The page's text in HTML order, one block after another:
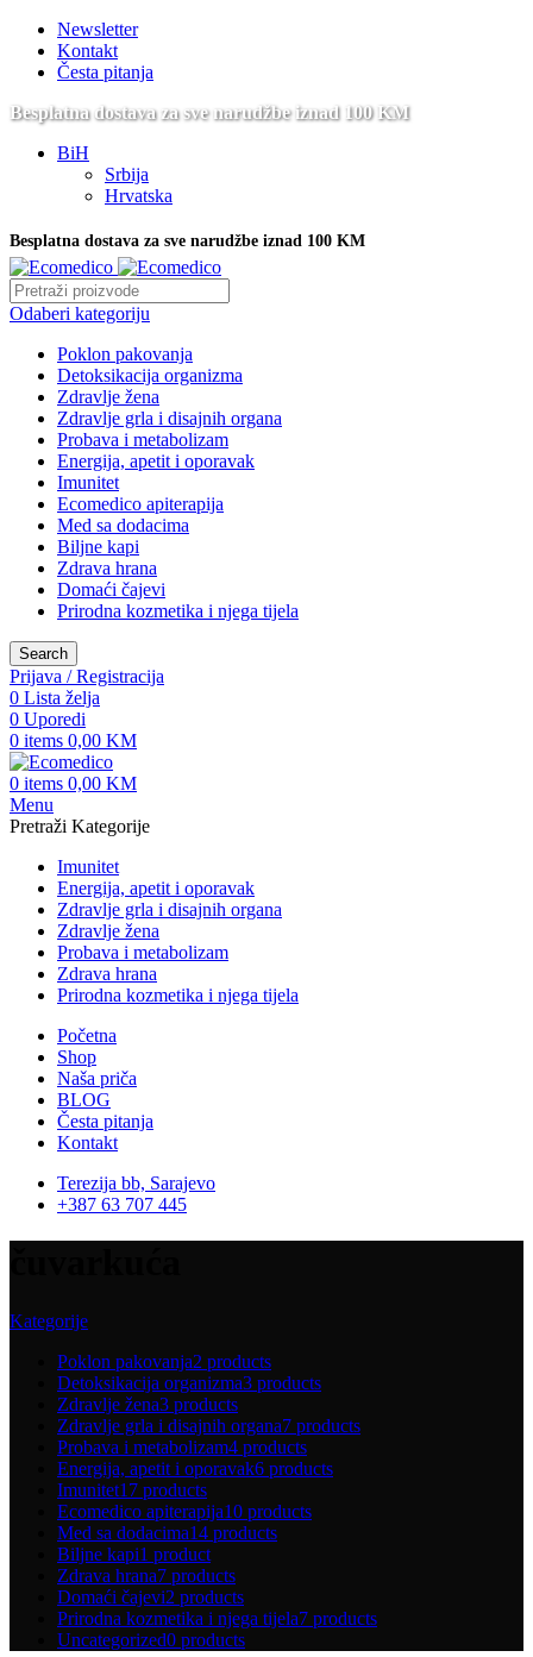
Newsletter
Kontakt
Česta pitanja
Besplatna dostava za sve narudžbe iznad 100 KM
BiH
Srbija
Hrvatska
Besplatna dostava za sve narudžbe iznad 100 KM
Odaberi kategoriju
Poklon pakovanja
Detoksikacija organizma
Zdravlje žena
Zdravlje grla i disajnih organa
Probava i metabolizam
Energija, apetit i oporavak
Imunitet
Ecomedico apiterapija
Med sa dodacima
Biljne kapi
Zdrava hrana
Domaći čajevi
Prirodna kozmetika i njega tijela
Search
Prijava / Registracija
0 Lista želja
0 Uporedi
0 items 0,00 KM
0 items 0,00 KM
Menu
Pretraži Kategorije
Imunitet
Energija, apetit i oporavak
Zdravlje grla i disajnih organa
Zdravlje žena
Probava i metabolizam
Zdrava hrana
Prirodna kozmetika i njega tijela
Početna
Shop
Naša priča
BLOG
Česta pitanja
Kontakt
Terezija bb, Sarajevo
+387 63 707 445
Kategorije
Poklon pakovanja2 products
Detoksikacija organizma3 products
Zdravlje žena3 products
Zdravlje grla i disajnih organa7 products
Probava i metabolizam4 products
Energija, apetit i oporavak6 products
Imunitet17 products
Ecomedico apiterapija10 products
Med sa dodacima14 products
Biljne kapi1 product
Zdrava hrana7 products
Domaći čajevi2 products
Prirodna kozmetika i njega tijela7 products
Uncategorized0 products